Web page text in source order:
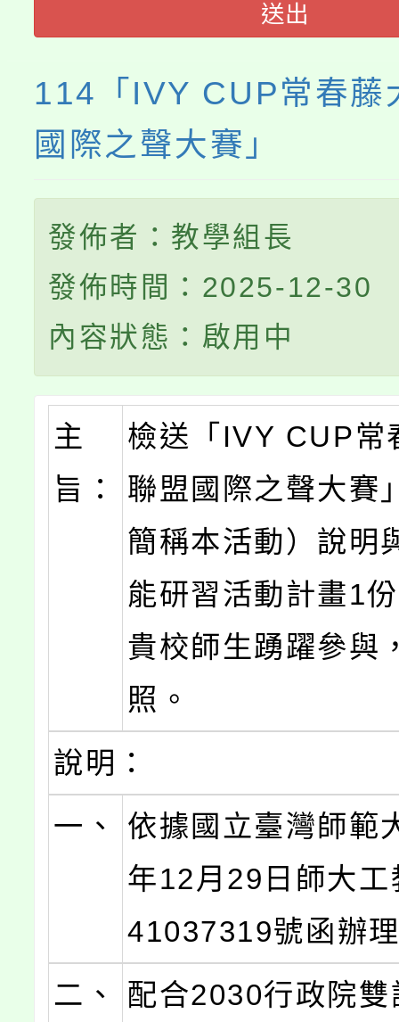
送出
114「IVY CUP常春藤
國際之聲大賽」
發佈者：教學組長
發佈時間：2025-12-30
內容狀態：啟用中
主
旨：
檢送「IVY CUP常
聯盟國際之聲大賽
簡稱本活動）說明
能研習活動計畫1
貴校師生踴躍參與
照。
說明：
一、
依據國立臺灣師範
年12月29日師大
41037319號函辦
二、
配合2030行政院